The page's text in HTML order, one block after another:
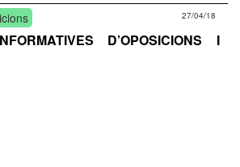
27/04/18
D’OPOSICIONS I